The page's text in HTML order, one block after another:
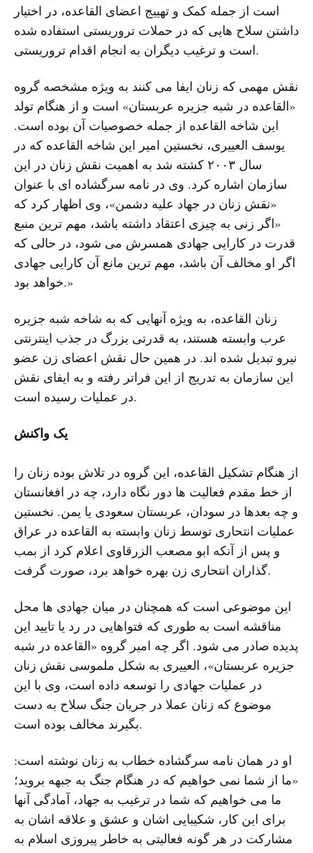
است از جمله کمک و تهییج اعضای القاعده، در اختیار
داشتن سلاح هایی که در حملات تروریستی استفاده شده
است و ترغیب دیگران به انجام اقدام تروریستی.
نقش مهمی که زنان ایفا می کنند به ویژه مشخصه گروه
«القاعده در شبه جزیره عربستان» است و از هنگام تولد
این شاخه القاعده از جمله خصوصیات آن بوده است.
یوسف العییری، نخستین امیر این شاخه القاعده که در
سال ۲۰۰۳ کشته شد به اهمیت نقش زنان در این
سازمان اشاره کرد. وی در نامه سرگشاده ای با عنوان
«نقش زنان در جهاد علیه دشمن»، وی اظهار کرد که
«اگر زنی به چیزی اعتقاد داشته باشد، مهم ترین منبع
قدرت در کارایی جهادی همسرش می شود، در حالی که
اگر او مخالف آن باشد، مهم ترین مانع آن کارایی جهادی
خواهد بود.»
زنان القاعده، به ویژه آنهایی که به شاخه شبه جزیره
عرب وابسته هستند، به قدرتی بزرگ در جذب اینترنتی
نیرو تبدیل شده اند. در همین حال نقش اعضای زن عضو
این سازمان به تدریج از این فراتر رفته و به ایفای نقش
در عملیات رسیده است.
یک واکنش
از هنگام تشکیل القاعده، این گروه در تلاش بوده زنان را
از خط مقدم فعالیت ها دور نگاه دارد، چه در افغانستان
و چه بعدها در سودان، عربستان سعودی یا یمن. نخستین
عملیات انتحاری توسط زنان وابسته به القاعده در عراق
و پس از آنکه ابو مصعب الزرقاوی اعلام کرد از بمب
گذاران انتحاری زن بهره خواهد برد، صورت گرفت.
این موضوعی است که همچنان در میان جهادی ها محل
مناقشه است به طوری که فتواهایی در رد یا تایید این
پدیده صادر می شود. اگر چه امیر گروه «القاعده در شبه
جزیره عربستان»، العییری به شکل ملموسی نقش زنان
در عملیات جهادی را توسعه داده است، وی با این
موضوع که زنان عملا در جریان جنگ سلاح به دست
بگیرند مخالف بوده است.
او در همان نامه سرگشاده خطاب به زنان نوشته است:
«ما از شما نمی خواهیم که در هنگام جنگ به جبهه بروید؛
ما می خواهیم که شما در ترغیب به جهاد، آمادگی آنها
برای این کار، شکیبایی اشان و عشق و علاقه اشان به
مشارکت در هر گونه فعالیتی به خاطر پیروزی اسلام به